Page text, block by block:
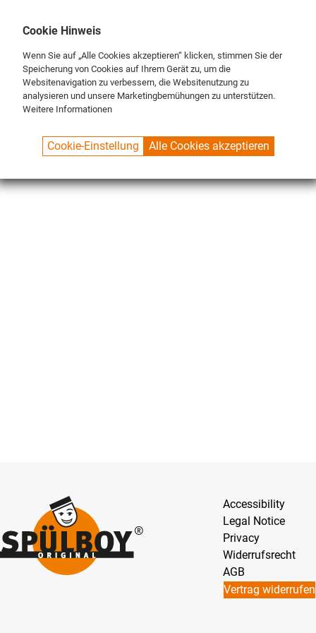
SPUELBOY.DE SHOP CLASSIC LINE BRUSHES BRUSH SETS
Accessibility
Legal Notice
Privacy
Widerrufsrecht
AGB
Vertrag widerrufen
Cookie Hinweis
Wenn Sie auf „Alle Cookies akzeptieren“ klicken, stimmen Sie der
Speicherung von Cookies auf Ihrem Gerät zu, um die
Websitenavigation zu verbessern, die Websitenutzung zu
analysieren und unsere Marketingbemühungen zu unterstützen.
Weitere Informationen
Cookie-Einstellung Alle Cookies akzeptieren